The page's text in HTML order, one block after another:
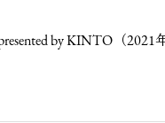
by KINTO（2021